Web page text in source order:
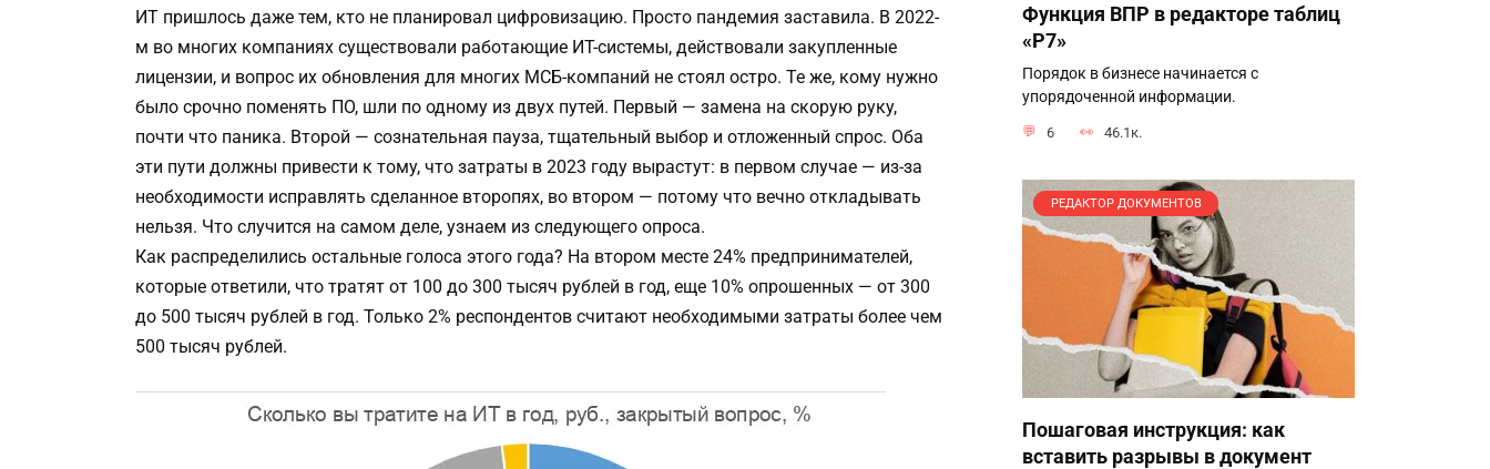
ИТ пришлось даже тем, кто не планировал цифровизацию. Просто пандемия заставила. В 2022-
м во многих компаниях существовали работающие ИТ-системы, действовали закупленные
лицензии, и вопрос их обновления для многих МСБ-компаний не стоял остро. Те же, кому нужно
было срочно поменять ПО, шли по одному из двух путей. Первый — замена на скорую руку,
почти что паника. Второй — сознательная пауза, тщательный выбор и отложенный спрос. Оба
эти пути должны привести к тому, что затраты в 2023 году вырастут: в первом случае — из-за
необходимости исправлять сделанное второпях, во втором — потому что вечно откладывать
нельзя. Что случится на самом деле, узнаем из следующего опроса.
Как распределились остальные голоса этого года? На втором месте 24% предпринимателей,
которые ответили, что тратят от 100 до 300 тысяч рублей в год, еще 10% опрошенных — от 300
до 500 тысяч рублей в год. Только 2% респондентов считают необходимыми затраты более чем
500 тысяч рублей.
Функция ВПР в редакторе таблиц
«Р7»
Порядок в бизнесе начинается с
упорядоченной информации.
6 46.1к.
РЕДАКТОР ДОКУМЕНТОВ
Пошаговая инструкция: как
вставить разрывы в документ